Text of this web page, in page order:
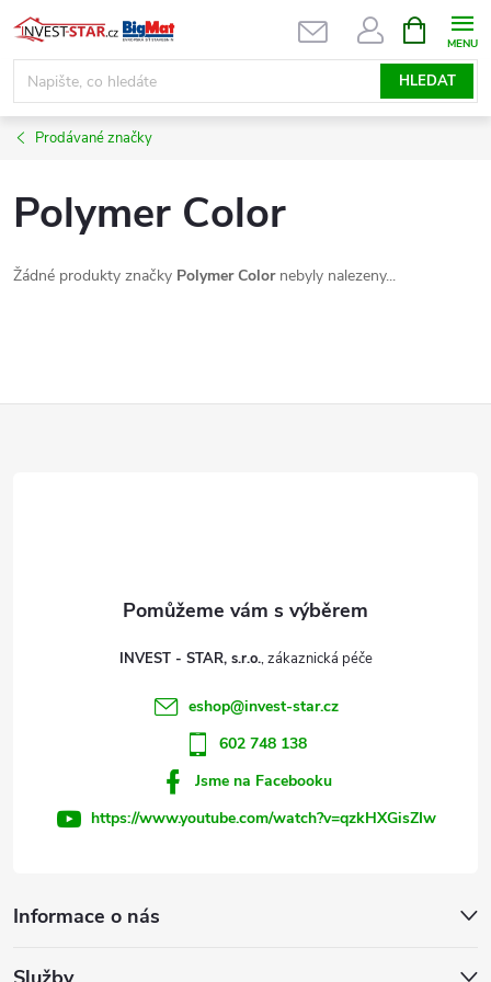
Přejít
na
obsah
HLEDAT
NÁKUPNÍ
KOŠÍK
Prodávané značky
Polymer Color
Žádné produkty značky Polymer Colornebyly nalezeny...
Informace o nás
INVEST - STAR, s.r.o.
eshop@invest-star.cz
602 748 138
Jsme na Facebooku
https://www.youtube.com/watch?v=qzkHXGisZIw